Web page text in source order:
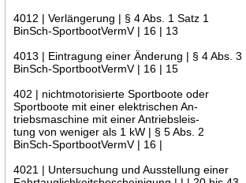
4012 | Verlängerung | § 4 Abs. 1 Satz 1
BinSch-SportbootVermV | 16 | 13
4013 | Eintragung einer Änderung | § 4 Abs. 3
BinSch-SportbootVermV | 16 | 15
402 | nichtmotorisierte Sportboote oder
Sportboote mit einer elektrischen An-
triebsmaschine mit einer Antriebsleis-
tung von weniger als 1 kW | § 5 Abs. 2
BinSch-SportbootVermV | 16 |
4021 | Untersuchung und Ausstellung einer